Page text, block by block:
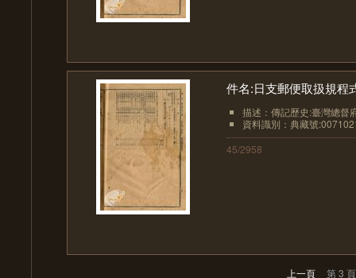
件名:日支郵便取扱規程
描述：傳記歷史:臺灣總督
資料識別：典藏號
45/2958
上一頁 第 3 頁